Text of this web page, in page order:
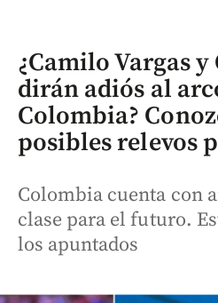
¿Camilo Vargas
dirán adiós al
Colombia?
posibles relevos
Colombia cuenta con
clase para el futuro.
los apuntados